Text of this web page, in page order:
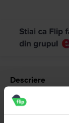
Descriere
Vezi mai mult